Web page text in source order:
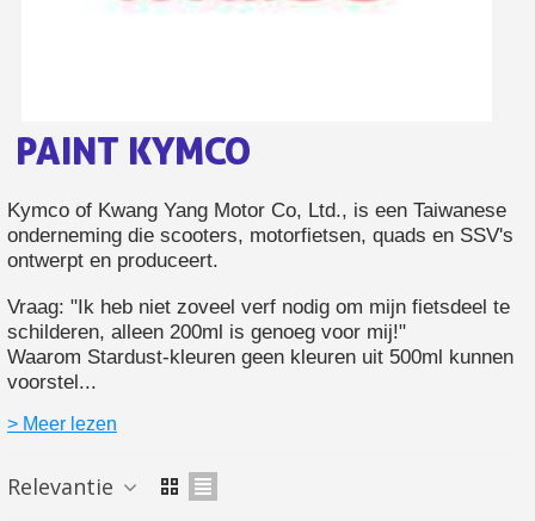
Schrijf je in voor de nieuwsbrief: €5 korting
Levering binnen 48-72 uur in Nederland
Betaling in 4x gratis vanaf een aankoopwaarde van 30€.
Je online offerte in minder dan 1 minuut
Verzamel loyaliteitspunten bij elke bestelling
Retourneer producten binnen 14 dagen
PAINT KYMCO
Kymco of Kwang Yang Motor Co, Ltd., is een Taiwanese
onderneming die scooters, motorfietsen, quads en SSV's
ontwerpt en produceert.
Vraag: "Ik heb niet zoveel verf nodig om mijn fietsdeel te
schilderen, alleen 200ml is genoeg voor mij!"
Waarom Stardust-kleuren geen kleuren uit 500ml kunnen
voorstel...
> Meer lezen
Relevantie